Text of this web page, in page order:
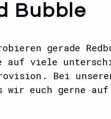
Bubble
gerade
auf viele
Bei
wir euch gerne